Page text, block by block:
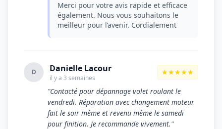
Merci pour votre avis rapide et efficace
également. Nous vous souhaitons le
meilleur pour l’avenir. Cordialement
D Danielle Lacour
il y a 3 semaines
★★★★★
"Contacté pour dépannage volet roulant le
vendredi. Réparation avec changement moteur
fait le soir même et revenu même le samedi
pour finition. Je recommande vivement."